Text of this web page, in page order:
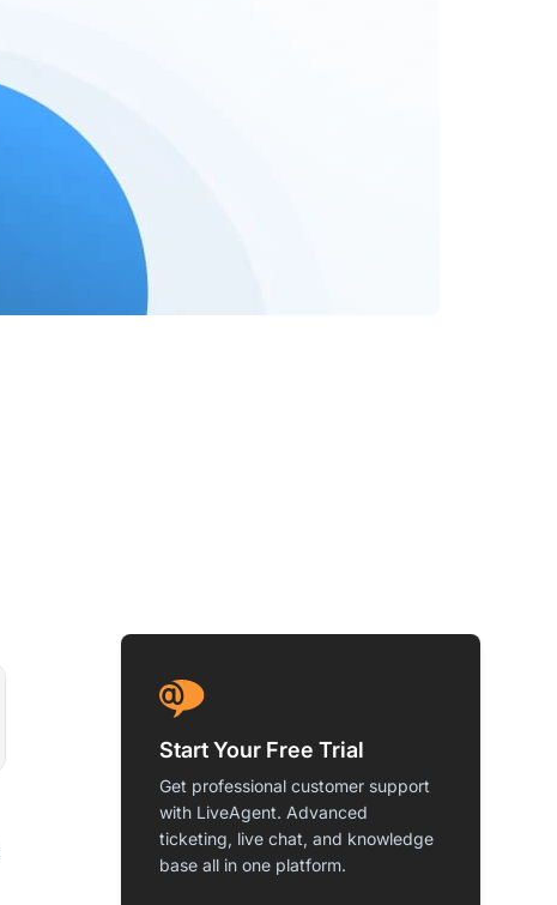
Start Your Free Trial
Get professional customer support
with LiveAgent. Advanced
ticketing, live chat, and knowledge
base all in one platform.